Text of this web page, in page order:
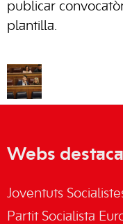
publicar
plantilla.
Webs
Joventuts
Partit Socialista